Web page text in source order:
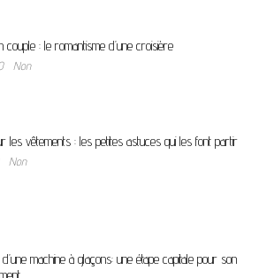
couple : le romantisme d’une croisière
Non
les vêtements : les petites astuces qui les font partir
Non
d’une machine à glaçons: une étape capitale pour son